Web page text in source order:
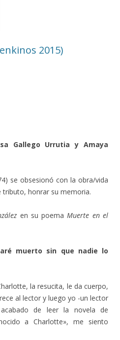
2015)
Gallego Urrutia y Amaya
se obsesionó con la obra/vida
tributo, honrar su memoria.
en su poemaMuerte en el
muerto sin que nadie lo
la resucita, le da cuerpo,
al lector y luego yo -un lector
de leer la novela de
a Charlotte», me siento